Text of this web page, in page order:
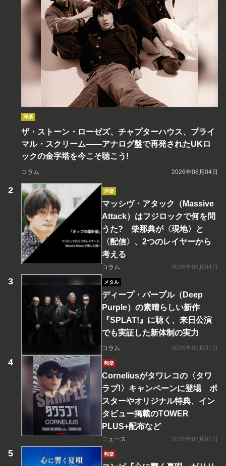
洋楽
ザ・ストーン・ローゼズ、チャプターハウス、プライ
マル・スクリーム――アナログ盤で再発されたUKロ
ックの金字塔を今こそ聴こう!
コラム 2026年08月04日
洋楽
マッシヴ・アタック（Massive
Attack）はフジロックで何を問
うた? 柴那典が〈現地〉と
〈配信〉、2つのレイヤーから
考える
コラム 2026年08月04日
メタル
ディープ・パープル（Deep
Purple）の素晴らしい新作
『SPLAT!』に聴く、来日公演
でも実証した新体制の実力
コラム 2026年07月31日
邦楽
Corneliusがタワレコの〈タワ
ラブ!〉キャンペーンに登場 ポ
スターやオリジナル特典、イン
タビュー掲載のTOWER
PLUS+配布など
ニュース 2026年08月07日
邦楽